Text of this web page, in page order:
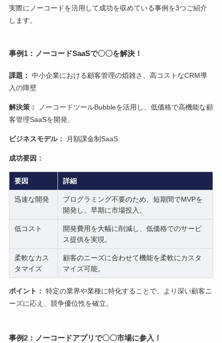
実際にノーコードを活用して成功を収めている事例を3つご紹介
します。
事例1：ノーコードSaaSで〇〇を解決！
課題： 中小企業における顧客管理の煩雑さ、高コストなCRM導
入の障壁
解決策：
ノーコードツールBubbleを活用し、低価格で高機能な顧
客管理SaaSを開発。
ビジネスモデル： 月額課金制SaaS
成功要因：
要因 詳細
迅速な開発
プログラミング不要のため、短期間でMVPを
開発し、早期に市場投入。
低コスト
開発費用を大幅に削減し、低価格でのサービ
ス提供を実現。
柔軟なカス
タマイズ
顧客のニーズに合わせて機能を柔軟にカスタ
マイズ可能。
ポイント： 特定の業界や業種に特化することで、より深い顧客ニ
ーズに応え、競争優位性を確立。
事例2：ノーコードアプリで〇〇市場に参入！